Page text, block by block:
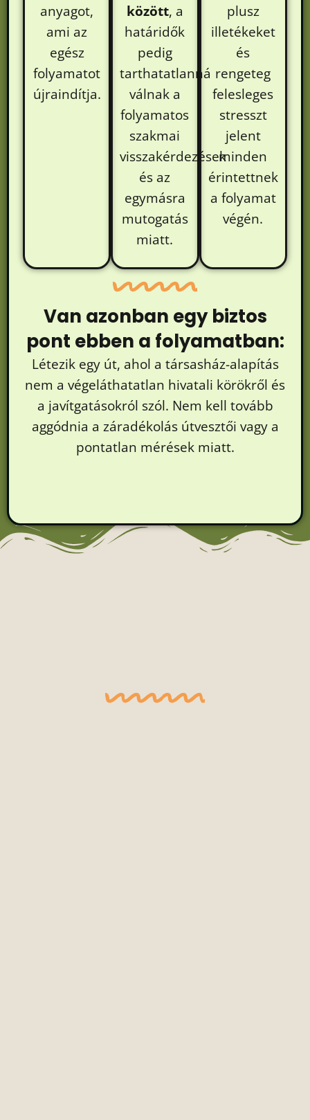
anyagot,
ami az
egész
folyamatot
újraindítja.
között, a
határidők
pedig
tarthatatlanná
válnak a
folyamatos
szakmai
visszakérdezések
és az
egymásra
mutogatás
miatt.
plusz
illetékeket
és
rengeteg
felesleges
stresszt
jelent
minden
érintettnek
a folyamat
végén.
Van azonban egy biztos
pont ebben a folyamatban:
Létezik egy út, ahol a társasház-alapítás
nem a végeláthatatlan hivatali körökről és
a javítgatásokról szól. Nem kell tovább
aggódnia a záradékolás útvesztői vagy a
pontatlan mérések miatt.